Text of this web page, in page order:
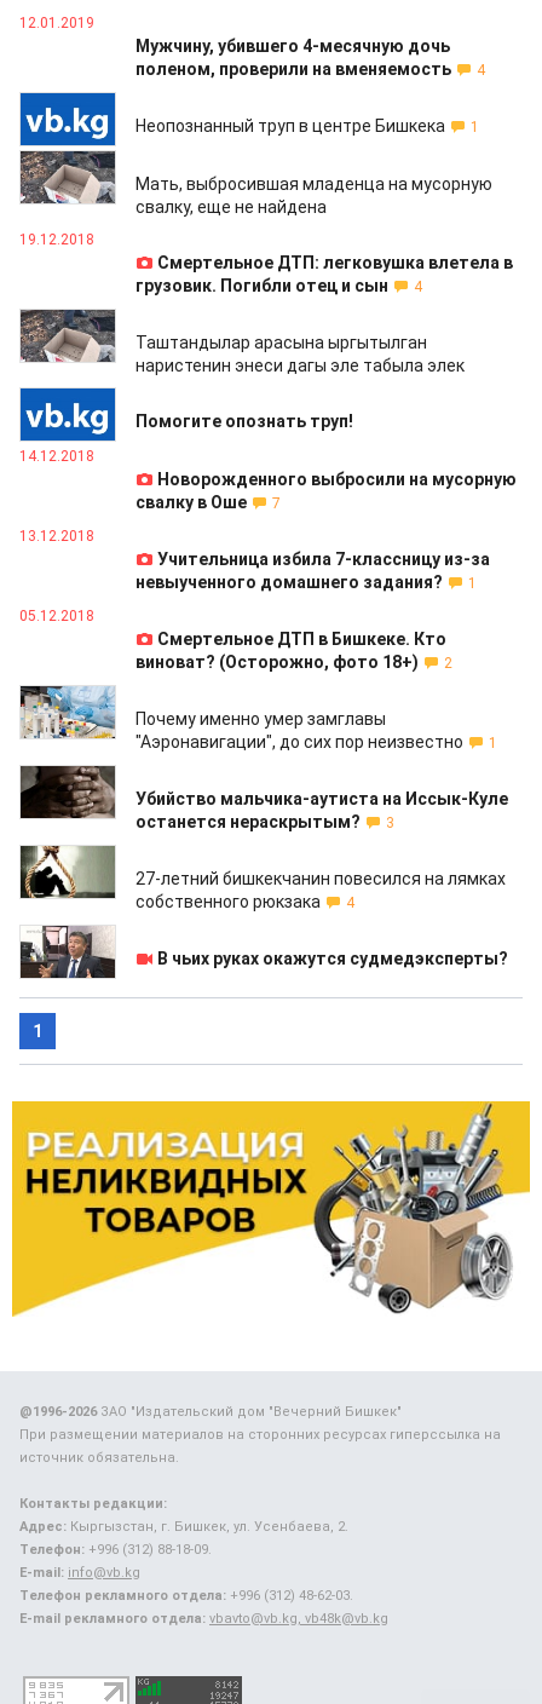
12.01.2019
Мужчину, убившего 4-месячную дочь
поленом, проверили на вменяемость
4
10.01.2019
Неопознанный труп в центре Бишкека
1
27.12.2018
Мать, выбросившая младенца на мусорную
свалку, еще не найдена
19.12.2018
Смертельное ДТП: легковушка влетела в
грузовик. Погибли отец и сын
4
14.12.2018
Таштандылар арасына ыргытылган
наристенин энеси дагы эле табыла элек
14.12.2018
Помогите опознать труп!
14.12.2018
Новорожденного выбросили на мусорную
свалку в Оше
7
13.12.2018
Учительница избила 7-классницу из-за
невыученного домашнего задания?
1
05.12.2018
Смертельное ДТП в Бишкеке. Кто
виноват? (Осторожно, фото 18+)
2
22.11.2018
Почему именно умер замглавы
"Аэронавигации", до сих пор неизвестно
1
13.11.2018
Убийство мальчика-аутиста на Иссык-Куле
останется нераскрытым?
3
12.11.2018
27-летний бишкекчанин повесился на лямках
собственного рюкзака
4
26.10.2018
В чьих руках окажутся судмедэксперты?
1
@1996-2026ЗАО "Издательский дом "Вечерний Бишкек"
При размещении материалов на сторонних ресурсах гиперссылка на
источник обязательна.
Контакты редакции:
Адрес: Кыргызстан, г. Бишкек, ул. Усенбаева, 2.
Телефон: +996 (312) 88-18-09.
E-mail: info@vb.kg
Телефон рекламного отдела: +996 (312) 48-62-03.
E-mail рекламного отдела: vbavto@vb.kg, vb48k@vb.kg